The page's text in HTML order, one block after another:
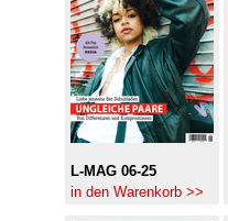
L-MAG 06-25
in den Warenkorb >>